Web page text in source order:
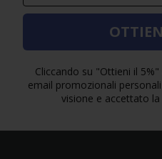
Cliccando su "Ottieni il
email promozionali
visione e accettato